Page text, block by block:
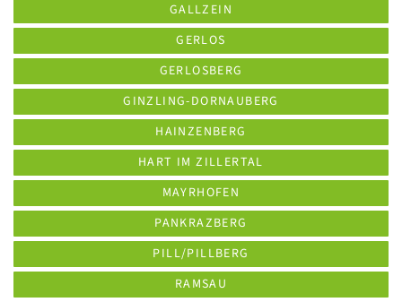
GALLZEIN
GERLOS
GERLOSBERG
GINZLING-DORNAUBERG
HAINZENBERG
HART IM ZILLERTAL
MAYRHOFEN
PANKRAZBERG
PILL/PILLBERG
RAMSAU